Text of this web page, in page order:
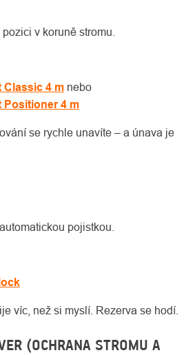
v koruně stromu.
Classic 4 m nebo
Positioner 4 m
se rychle unavíte – a únava je
pojistkou.
víc, než si myslí. Rezerva se hodí.
(OCHRANA STROMU A